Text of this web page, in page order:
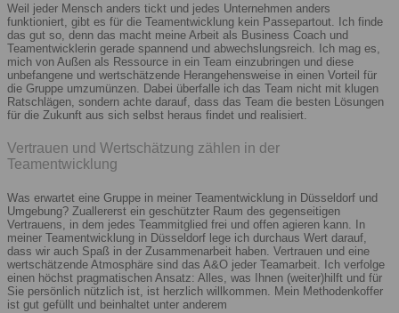
Weil jeder Mensch anders tickt und jedes Unternehmen anders
funktioniert, gibt es für die Teamentwicklung kein Passepartout. Ich finde
das gut so, denn das macht meine Arbeit als Business Coach und
Teamentwicklerin gerade spannend und abwechslungsreich. Ich mag es,
mich von Außen als Ressource in ein Team einzubringen und diese
unbefangene und wertschätzende Herangehensweise in einen Vorteil für
die Gruppe umzumünzen. Dabei überfalle ich das Team nicht mit klugen
Ratschlägen, sondern achte darauf, dass das Team die besten Lösungen
für die Zukunft aus sich selbst heraus findet und realisiert.
Vertrauen und Wertschätzung zählen in der
Teamentwicklung
Was erwartet eine Gruppe in meiner Teamentwicklung in Düsseldorf und
Umgebung? Zuallererst ein geschützter Raum des gegenseitigen
Vertrauens, in dem jedes Teammitglied frei und offen agieren kann. In
meiner Teamentwicklung in Düsseldorf lege ich durchaus Wert darauf,
dass wir auch Spaß in der Zusammenarbeit haben. Vertrauen und eine
wertschätzende Atmosphäre sind das A&O jeder Teamarbeit. Ich verfolge
einen höchst pragmatischen Ansatz: Alles, was Ihnen (weiter)hilft und für
Sie persönlich nützlich ist, ist herzlich willkommen. Mein Methodenkoffer
ist gut gefüllt und beinhaltet unter anderem